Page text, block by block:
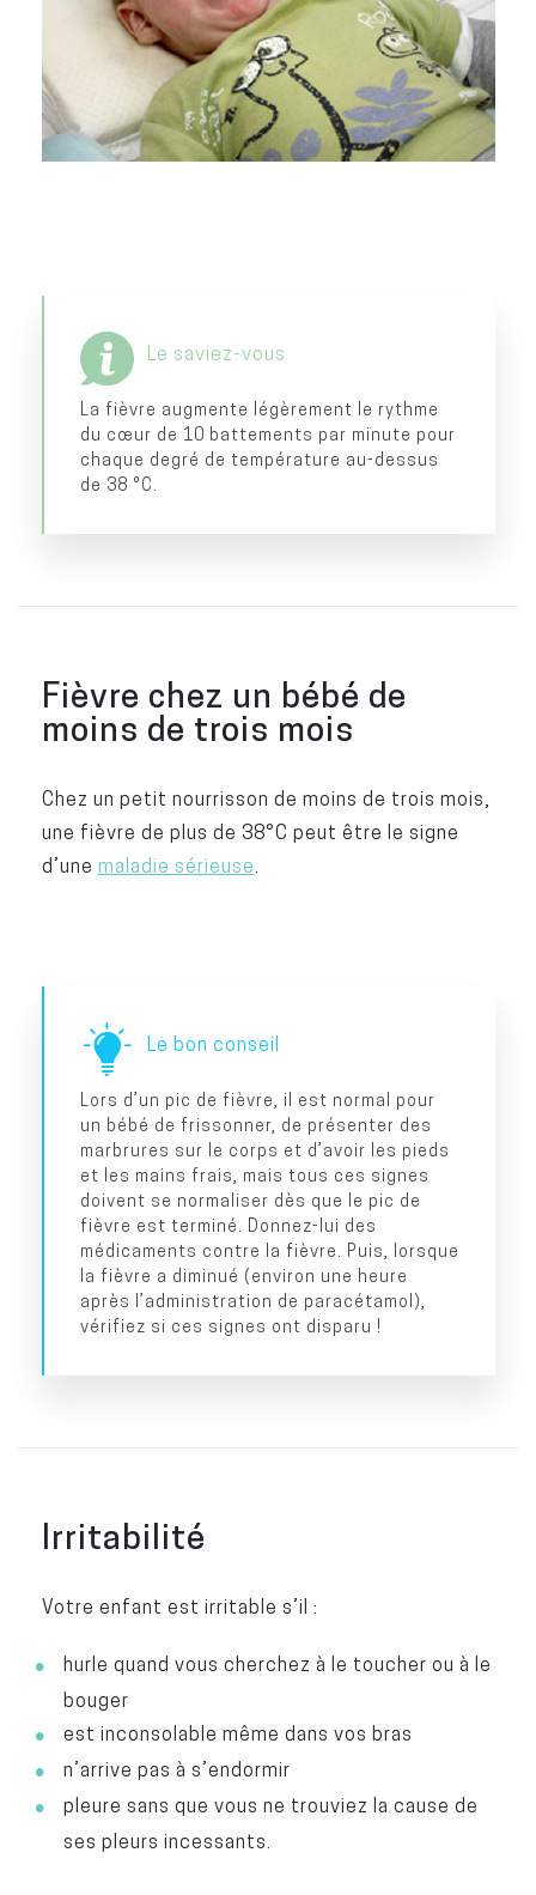
Le saviez-vous
La fièvre augmente légèrement le rythme
du cœur de 10 battements par minute pour
chaque degré de température au-dessus
de 38 °C.
Fièvre chez un bébé de
moins de trois mois
Chez un petit nourrisson de moins de trois mois,
une fièvre de plus de 38°C peut être le signe
d’une maladie sérieuse
Le bon conseil
Lors d’un pic de fièvre, il est normal pour
un bébé de frissonner, de présenter des
marbrures sur le corps et d’avoir les pieds
et les mains frais, mais tous ces signes
doivent se normaliser dès que le pic de
fièvre est terminé. Donnez-lui des
médicaments contre la fièvre. Puis, lorsque
la fièvre a diminué (environ une heure
après l’administration de paracétamol),
vérifiez si ces signes ont disparu !
Irritabilité
Votre enfant est irritable s’il :
hurle quand vous cherchez à le toucher ou à le
bouger
est inconsolable même dans vos bras
n’arrive pas à s’endormir
pleure sans que vous ne trouviez la cause de
ses pleurs incessants.